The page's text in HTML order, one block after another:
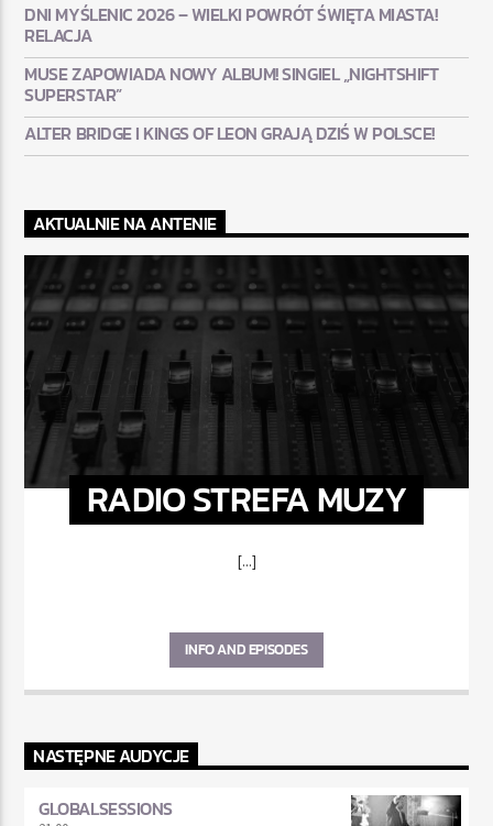
DNI MYŚLENIC 2026 – WIELKI POWRÓT ŚWIĘTA MIASTA!
RELACJA
MUSE ZAPOWIADA NOWY ALBUM! SINGIEL „NIGHTSHIFT
SUPERSTAR”
ALTER BRIDGE I KINGS OF LEON GRAJĄ DZIŚ W POLSCE!
AKTUALNIE NA ANTENIE
RADIO STREFA MUZY
[...]
INFO AND EPISODES
NASTĘPNE AUDYCJE
GLOBALSESSIONS